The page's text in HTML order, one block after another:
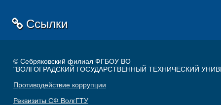
Ссылки
© Себряковский филиал ФГБОУ ВО
"ВОЛГОГРАДСКИЙ ГОСУДАРСТВЕННЫЙ ТЕХНИЧЕСКИЙ
Противодействие коррупции
Реквизиты СФ ВолгГТУ